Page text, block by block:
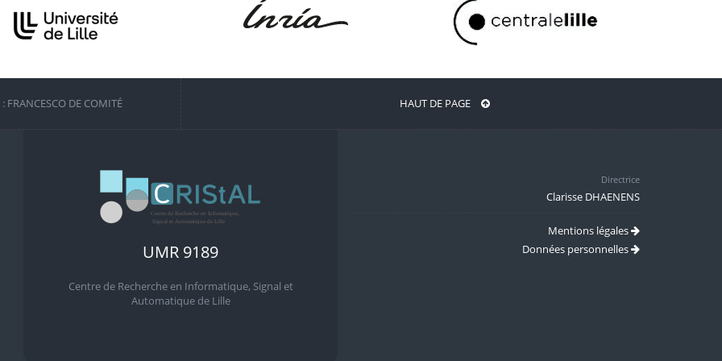
FRANCESCO DE COMITÉ HAUT DE PAGE
UMR 9189
Centre de Recherche en Informatique, Signal et
Automatique de Lille
Directrice
Clarisse DHAENENS
Mentions légales
Données personnelles